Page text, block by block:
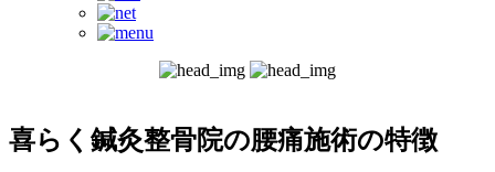
喜らく鍼灸整骨院の腰痛施術の特徴